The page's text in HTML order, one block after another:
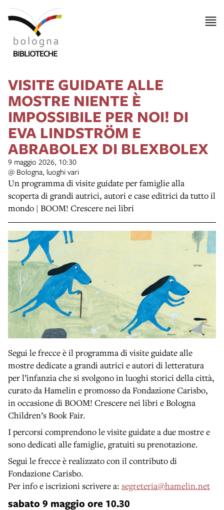
VISITE GUIDATE ALLE
MOSTRE NIENTE È
IMPOSSIBILE PER NOI! DI
EVA LINDSTRÖM E
ABRABOLEX DI BLEXBOLEX
9 maggio 2026, 10:30
@ Bologna, luoghi vari
Un programma di visite guidate per famiglie alla
scoperta di grandi autrici, autori e case editrici da tutto il
mondo | BOOM! Crescere nei libri
Segui le frecce è il programma di visite guidate alle
mostre dedicate a grandi autrici e autori di letteratura
per l’infanzia che si svolgono in luoghi storici della città,
curato da Hamelin e promosso da Fondazione Carisbo,
in occasione di BOOM! Crescere nei libri e Bologna
Children’s Book Fair.
I percorsi comprendono le visite guidate a due mostre e
sono dedicati alle famiglie, gratuiti su prenotazione.
Segui le frecce è realizzato con il contributo di
Fondazione Carisbo.
Per info e iscrizioni scrivere a: segreteria@hamelin.net
sabato 9 maggio ore 10.30